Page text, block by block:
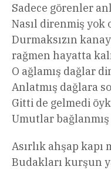
Sadece görenler
Nasıl direnmiş yok
Durmaksızın
rağmen hayatta
O ağlamış dağlar
Anlatmış dağlara
Gitti de gelmedi
Umutlar
Asırlık ahşap
Budakları kurşun